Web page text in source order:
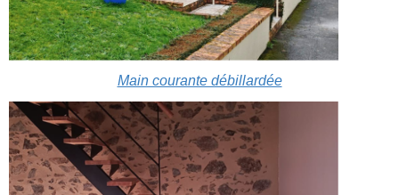
Main courante débillardée​